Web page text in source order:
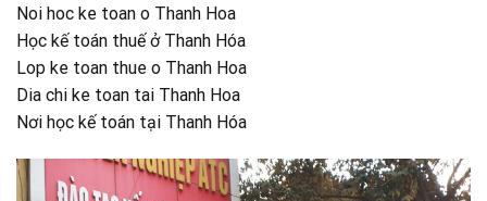
Noi hoc ke toan o Thanh Hoa
Học kế toán thuế ở Thanh Hóa
Lop ke toan thue o Thanh Hoa
Dia chi ke toan tai Thanh Hoa
Nơi học kế toán tại Thanh Hóa